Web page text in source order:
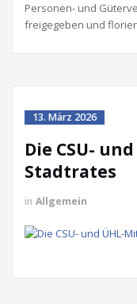
Personen- und
freigegeben und
13. März 2026
Die CSU-
Stadtrates
in Allgemein